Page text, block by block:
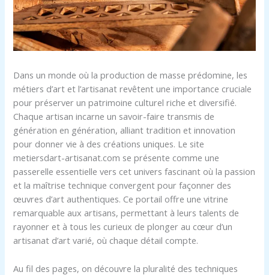
Dans un monde où la production de masse prédomine, les
métiers d’art et l’artisanat revêtent une importance cruciale
pour préserver un patrimoine culturel riche et diversifié.
Chaque artisan incarne un savoir-faire transmis de
génération en génération, alliant tradition et innovation
pour donner vie à des créations uniques. Le site
metiersdart-artisanat.com se présente comme une
passerelle essentielle vers cet univers fascinant où la passion
et la maîtrise technique convergent pour façonner des
œuvres d’art authentiques. Ce portail offre une vitrine
remarquable aux artisans, permettant à leurs talents de
rayonner et à tous les curieux de plonger au cœur d’un
artisanat d’art varié, où chaque détail compte.
Au fil des pages, on découvre la pluralité des techniques